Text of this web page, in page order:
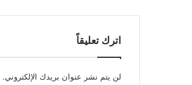
اترك تعليقاً
لن يتم نشر عنوان بريدك الإلكتروني.